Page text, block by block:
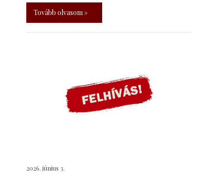
Tovább olvasom »
2026. június 3.